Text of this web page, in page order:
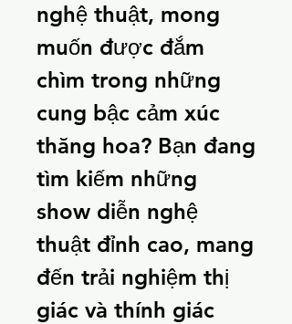
nghệ thuật, mong
muốn được đắm
chìm trong những
cung bậc cảm xúc
thăng hoa? Bạn đang
tìm kiếm những
show diễn nghệ
thuật đỉnh cao, mang
đến trải nghiệm thị
giác và thính giác